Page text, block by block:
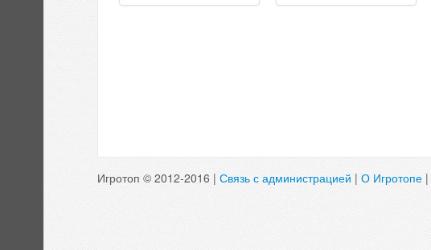
Игротоп © 2012-2016 | Связь с администрацией | О Игротопе |